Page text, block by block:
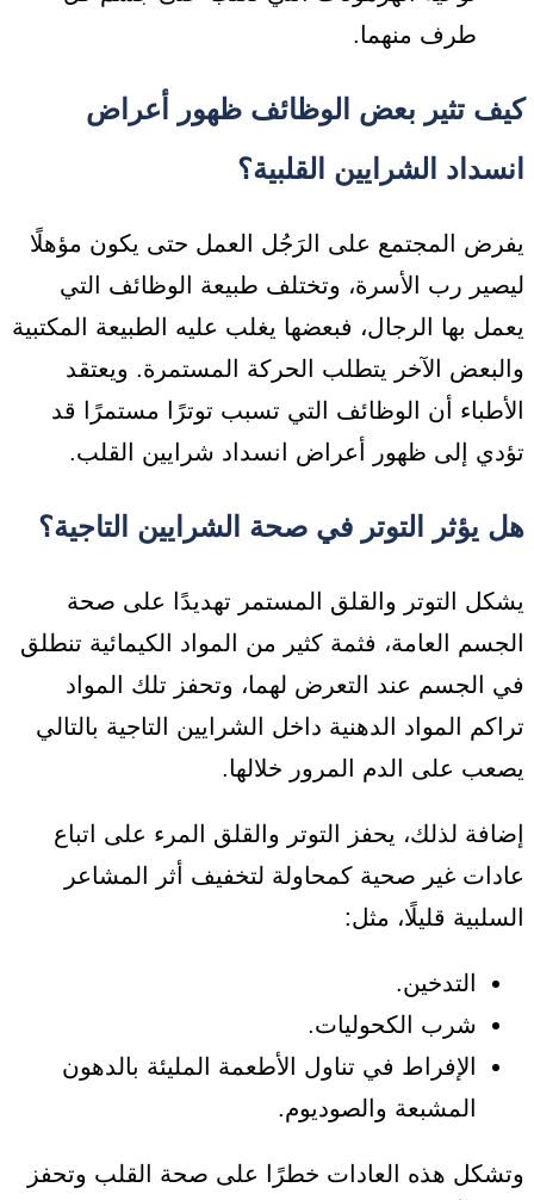
طرف منهما.
كيف تثير بعض الوظائف ظهور
أعراض
انسداد الشرايين القلبية؟
يفرض المجتمع على الرَجُل العمل حتى يكون مؤهلًا
ليصير رب الأسرة، وتختلف طبيعة الوظائف التي
يعمل بها الرجال، فبعضها يغلب عليه الطبيعة المكتبية
والبعض الآخر يتطلب الحركة المستمرة. ويعتقد
الأطباء أن الوظائف التي تسبب توترًا مستمرًا قد
تؤدي إلى ظهور أعراض انسداد شرايين القلب.
هل يؤثر التوتر في صحة الشرايين التاجية؟
يشكل التوتر والقلق المستمر تهديدًا على صحة
الجسم العامة، فثمة كثير من المواد الكيمائية تنطلق
في الجسم عند التعرض لهما، وتحفز تلك المواد
تراكم المواد الدهنية داخل الشرايين التاجية بالتالي
يصعب على الدم المرور خلالها.
إضافة لذلك، يحفز التوتر والقلق المرء على اتباع
عادات غير صحية كمحاولة لتخفيف أثر المشاعر
السلبية قليلًا، مثل:
التدخين.
شرب الكحوليات.
الإفراط في تناول الأطعمة المليئة بالدهون
المشبعة والصوديوم.
وتشكل هذه العادات خطرًا على صحة القلب وتحفز